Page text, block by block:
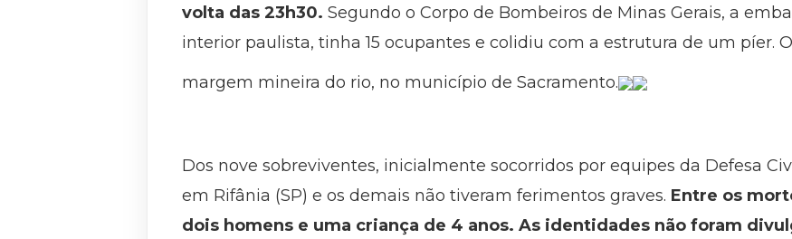
volta das 23h30. Segundo o Corpo de Bombeiros de Minas Gerais, a
interior paulista, tinha 15 ocupantes e colidiu com a estrutura de um píer.
margem mineira do rio, no município de Sacramento.
Dos nove sobreviventes, inicialmente socorridos por equipes da Defesa
em Rifânia (SP) e os demais não tiveram ferimentos graves. Entre os
dois homens e uma criança de 4 anos. As identidades não foram